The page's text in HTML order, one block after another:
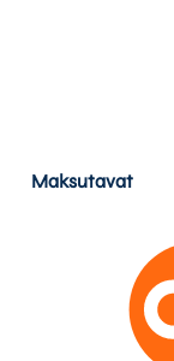
Maksutavat